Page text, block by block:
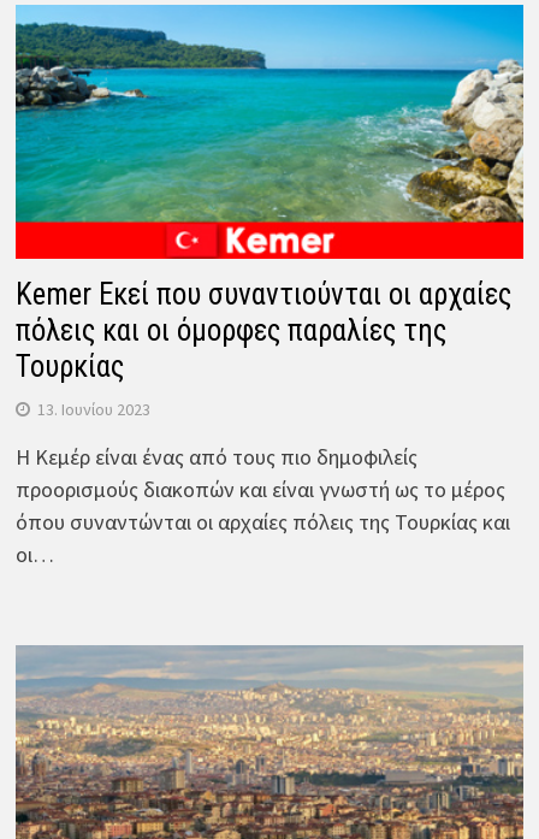
Kemer Εκεί που συναντιούνται οι αρχαίες
πόλεις και οι όμορφες παραλίες της
Τουρκίας
13. Ιουνίου 2023
Η Κεμέρ είναι ένας από τους πιο δημοφιλείς
προορισμούς διακοπών και είναι γνωστή ως το μέρος
όπου συναντώνται οι αρχαίες πόλεις της Τουρκίας και
οι…